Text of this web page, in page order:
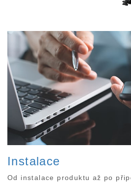
Instalace
Od instalace produktu až po